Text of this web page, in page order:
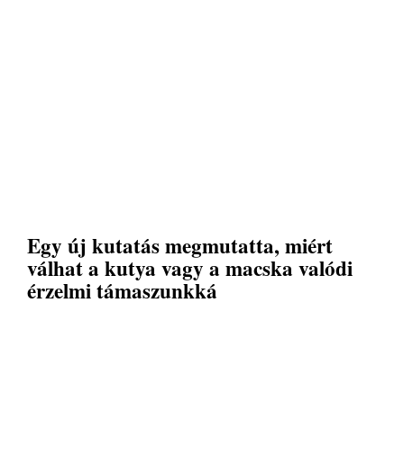
Egy új kutatás megmutatta, miért
válhat a kutya vagy a macska valódi
érzelmi támaszunkká